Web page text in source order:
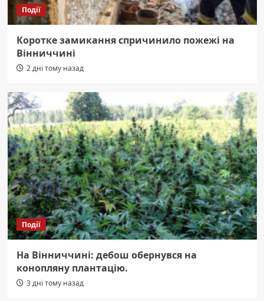
Події
Коротке замикання спричинило пожежі на
Вінниччині
2 дні тому назад
Події
На Вінниччині: дебош обернувся на
конопляну плантацію.
3 дні тому назад